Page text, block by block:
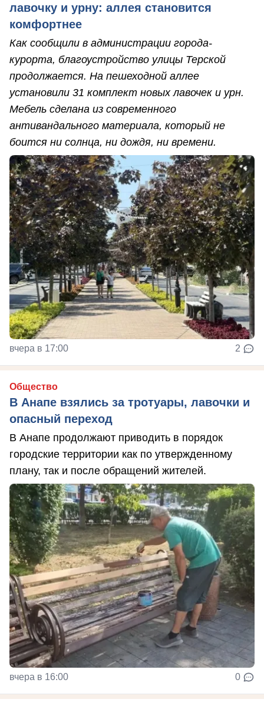
лавочку и урну: аллея становится
комфортнее
Как сообщили в администрации города-
курорта, благоустройство улицы Терской
продолжается. На пешеходной аллее
установили 31 комплект новых лавочек и урн.
Мебель сделана из современного
антивандального материала, который не
боится ни солнца, ни дождя, ни времени.
вчера в 17:00 2
Общество
В Анапе взялись за тротуары, лавочки и
опасный переход
В Анапе продолжают приводить в порядок
городские территории как по утвержденному
плану, так и после обращений жителей.
вчера в 16:00 0